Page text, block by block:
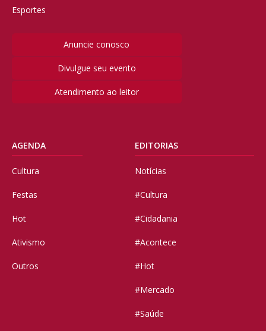
Esportes
Anuncie conosco
Divulgue seu evento
Atendimento ao leitor
AGENDA
Cultura
Festas
Hot
Ativismo
Outros
EDITORIAS
Notícias
#Cultura
#Cidadania
#Acontece
#Hot
#Mercado
#Saúde